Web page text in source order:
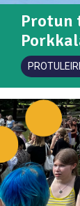
Protun